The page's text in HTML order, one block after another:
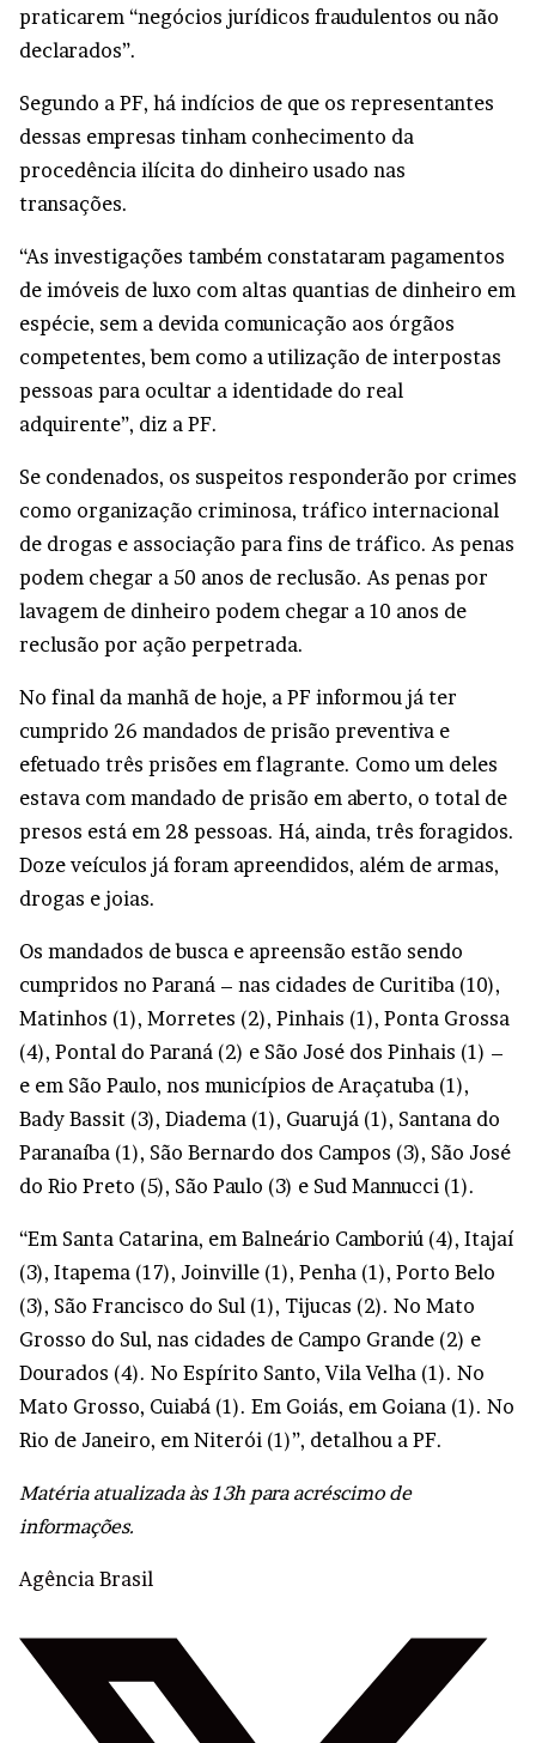
praticarem “negócios jurídicos fraudulentos ou não
declarados”.
Segundo a PF, há indícios de que os representantes
dessas empresas tinham conhecimento da
procedência ilícita do dinheiro usado nas
transações.
“As investigações também constataram pagamentos
de imóveis de luxo com altas quantias de dinheiro em
espécie, sem a devida comunicação aos órgãos
competentes, bem como a utilização de interpostas
pessoas para ocultar a identidade do real
adquirente”, diz a PF.
Se condenados, os suspeitos responderão por crimes
como organização criminosa, tráfico internacional
de drogas e associação para fins de tráfico. As penas
podem chegar a 50 anos de reclusão. As penas por
lavagem de dinheiro podem chegar a 10 anos de
reclusão por ação perpetrada.
No final da manhã de hoje, a PF informou já ter
cumprido 26 mandados de prisão preventiva e
efetuado três prisões em flagrante. Como um deles
estava com mandado de prisão em aberto, o total de
presos está em 28 pessoas. Há, ainda, três foragidos.
Doze veículos já foram apreendidos, além de armas,
drogas e joias.
Os mandados de busca e apreensão estão sendo
cumpridos no Paraná – nas cidades de Curitiba (10),
Matinhos (1), Morretes (2), Pinhais (1), Ponta Grossa
(4), Pontal do Paraná (2) e São José dos Pinhais (1) –
e em São Paulo, nos municípios de Araçatuba (1),
Bady Bassit (3), Diadema (1), Guarujá (1), Santana do
Paranaíba (1), São Bernardo dos Campos (3), São José
do Rio Preto (5), São Paulo (3) e Sud Mannucci (1).
“Em Santa Catarina, em Balneário Camboriú (4), Itajaí
(3), Itapema (17), Joinville (1), Penha (1), Porto Belo
(3), São Francisco do Sul (1), Tijucas (2). No Mato
Grosso do Sul, nas cidades de Campo Grande (2) e
Dourados (4). No Espírito Santo, Vila Velha (1). No
Mato Grosso, Cuiabá (1). Em Goiás, em Goiana (1). No
Rio de Janeiro, em Niterói (1)”, detalhou a PF.
Matéria atualizada às 13h para acréscimo de
informações.
Agência Brasil